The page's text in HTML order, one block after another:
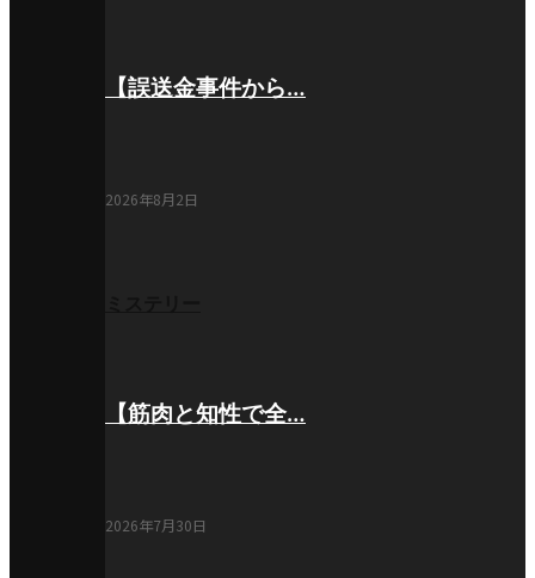
【誤送金事件から…
2026年8月2日
【筋肉と知性で全…
2026年7月30日